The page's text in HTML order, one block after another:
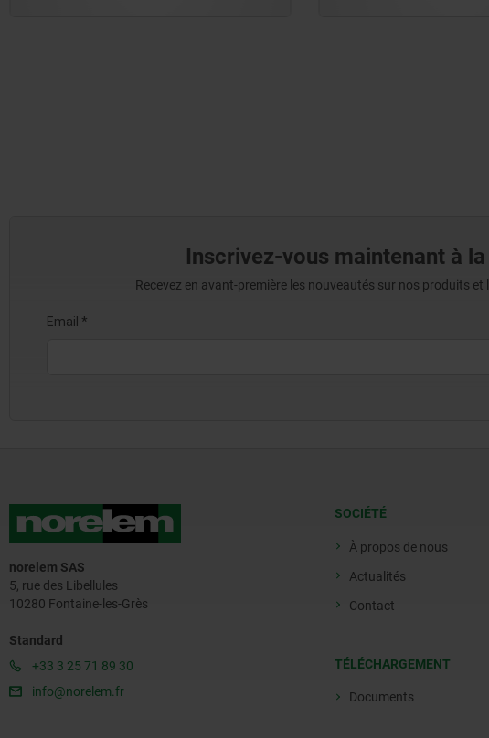
Inscrivez-vous maintenant à
Recevez en avant-première les nouveautés sur nos produits
norelem SAS
5, rue des Libellules
10280 Fontaine-les-Grès
Standard
+33 3 25 71 89 30
info@norelem.fr
SOCIÉTÉ
À propos de nous
Actualités
Contact
TÉLÉCHARGEMENT
Documents